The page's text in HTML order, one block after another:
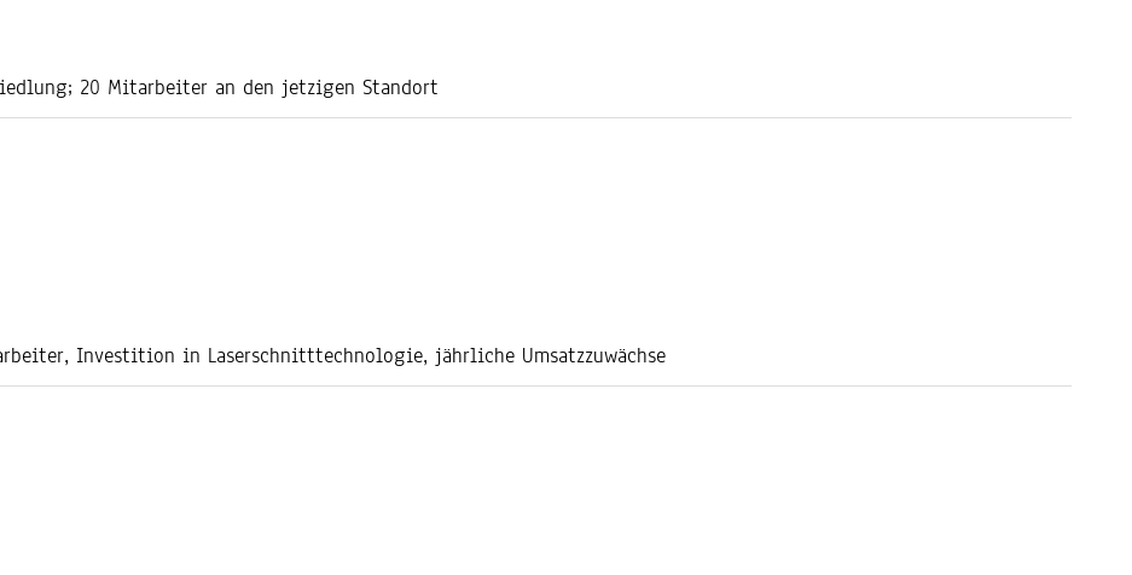
20 Mitarbeiter an den jetzigen Standort
Investition in Laserschnitttechnologie, jährliche Umsatzzuwächse